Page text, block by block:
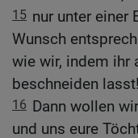
15 nur unter einer
Wunsch
wie wir, indem ihr
beschneiden lasst!
16 Dann wollen
und uns eure